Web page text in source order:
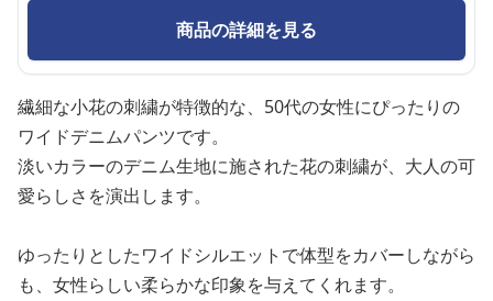
商品の詳細を見る
繊細な小花の刺繍が特徴的な、50代の女性にぴったりの
ワイドデニムパンツです。
淡いカラーのデニム生地に施された花の刺繍が、大人の可
愛らしさを演出します。
ゆったりとしたワイドシルエットで体型をカバーしながら
も、女性らしい柔らかな印象を与えてくれます。